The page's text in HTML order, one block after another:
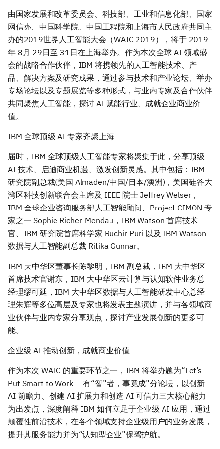
由国家发展和改革委员会、科技部、工业和信息化部、国家
网信办、中国科学院、中国工程院和上海市人民政府共同主
办的2019世界人工智能大会（WAIC 2019），将于 2019
年 8月 29日至 31日在上海举办。作为本次全球 AI 领域盛
会的战略合作伙伴，IBM 将携领先的人工智能技术、产
品、解决方案及研究成果，通过参与技术和产业论坛、举办
专场论坛以及专题展览等多种形式，与业内专家及合作伙伴
共同聚焦人工智能，探讨 AI 赋能行业、成就企业商业价
值。
IBM 全球顶级 AI 专家齐聚上海
届时，IBM 全球顶级人工智能专家将聚集于此，分享顶级
AI 技术、启迪商业机遇、激发创新灵感。其中包括：IBM
研究院副总裁(美国 Almaden/中国/日本/澳洲)，美国硅谷大
湾区科技创新联合会主席及 IEEE 院士 Jeffrey Welser，
IBM 全球企业咨询服务部人工智能顾问、Project CIMON 专
家之一 Sophie Richer-Mendau，IBM Watson 首席技术
官、IBM 研究院首席科学家 Ruchir Puri 以及 IBM Watson
数据与人工智能副总裁 Ritika Gunnar。
IBM 大中华区董事长陈黎明，IBM 副总裁，IBM 大中华区
首席技术官谢东，IBM 大中华区云计算与认知软件业务总
经理缪可延，IBM 大中华区数据与人工智能研发中心总经
理朱辉等多位高层及专家也将发表主题演讲，并与各领域商
业伙伴与业内专家分享观点，探讨产业发展创新的更多可
能。
企业级 AI 推动创新，成就商业价值
作为本次 WAIC 的重要环节之一，IBM 将举办题为“Let’s
Put Smart to Work — 有“智”者，事竟成”分论坛，以创新
AI 前瞻力、创建 AI 扩展力和创造 AI 可信力三大核心能力
为出发点，深度阐释 IBM 如何立足于企业级 AI 应用，通过
颠覆性前沿技术，在各个领域支持企业级用户的业务发展，
提升其服务能力并为“认知型企业”保驾护航。